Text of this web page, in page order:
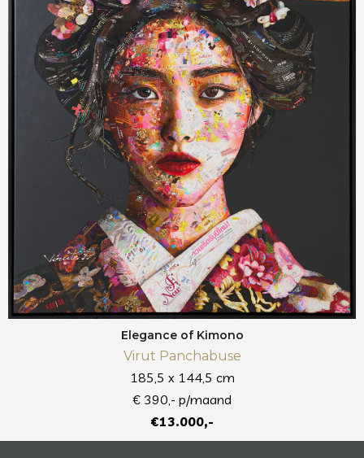
Elegance of Kimono
Virut Panchabuse
185,5 x 144,5 cm
€ 390,- p/maand
€13.000,-